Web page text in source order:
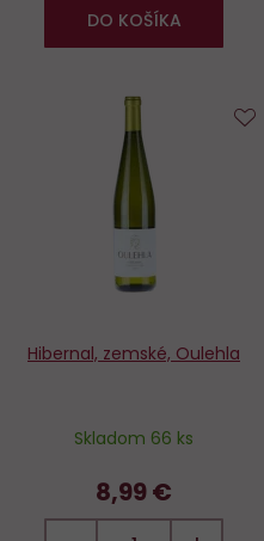
DO KOŠÍKA
Hibernal, zemské, Oulehla
Skladom 66 ks
8,99 €